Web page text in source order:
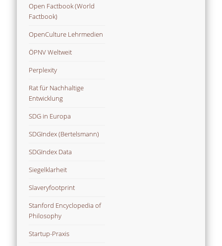
Open Factbook (World
Factbook)
OpenCulture Lehrmedien
ÖPNV Weltweit
Perplexity
Rat für Nachhaltige
Entwicklung
SDG in Europa
SDGIndex (Bertelsmann)
SDGIndex Data
Siegelklarheit
Slaveryfootprint
Stanford Encyclopedia of
Philosophy
Startup-Praxis